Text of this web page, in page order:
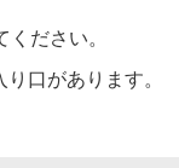
ださい。
口があります。